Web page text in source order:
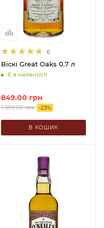
6
Віскі Great Oaks 0.7 л
Є в наявності
849.00 грн
1 099.00грн -23%
В КОШИК